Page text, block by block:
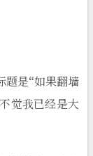
题是“如果翻墙
觉我已经是大